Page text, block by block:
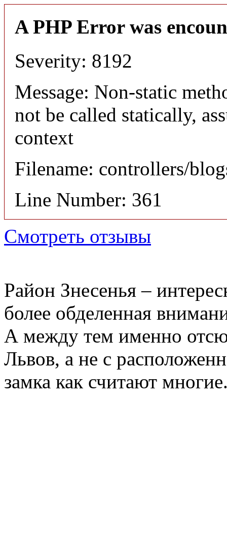
A PHP Error was
Severity: 8192
Message: Non-static
not be called statically,
context
Filename: controllers/
Line Number: 361
Смотреть отзывы
Район Знесенья –
более обделенная
А между тем именно
Львов, а не с
замка как считают